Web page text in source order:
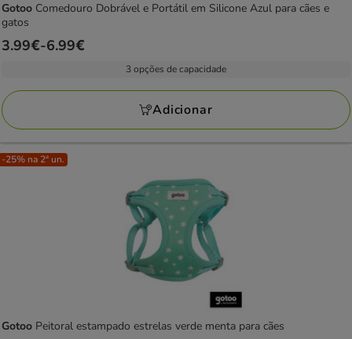
Gotoo Comedouro Dobrável e Portátil em Silicone Azul para cães e
gatos
Preço
a
6.99€
3.99€-6.99€
3 opções de capacidade
Adicionar
-25% na 2ª un.
Gotoo Peitoral estampado estrelas verde menta para cães